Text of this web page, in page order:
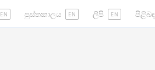
EN පුස්තකාලය EN ලිපි EN පිළිබඳ